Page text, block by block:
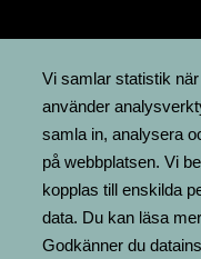
Vi samlar statistik
använder
samla in, analysera
på webbplatsen. Vi
kopplas till enskilda
data. Du kan läsa
Godkänner du